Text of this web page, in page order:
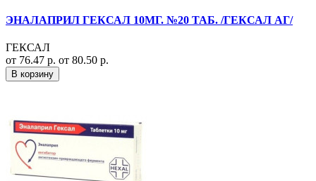
ЭНАЛАПРИЛ ГЕКСАЛ 10МГ. №20 ТАБ. /ГЕКСАЛ АГ/
ГЕКСАЛ
от 76.47 р. от 80.50 р.
В корзину